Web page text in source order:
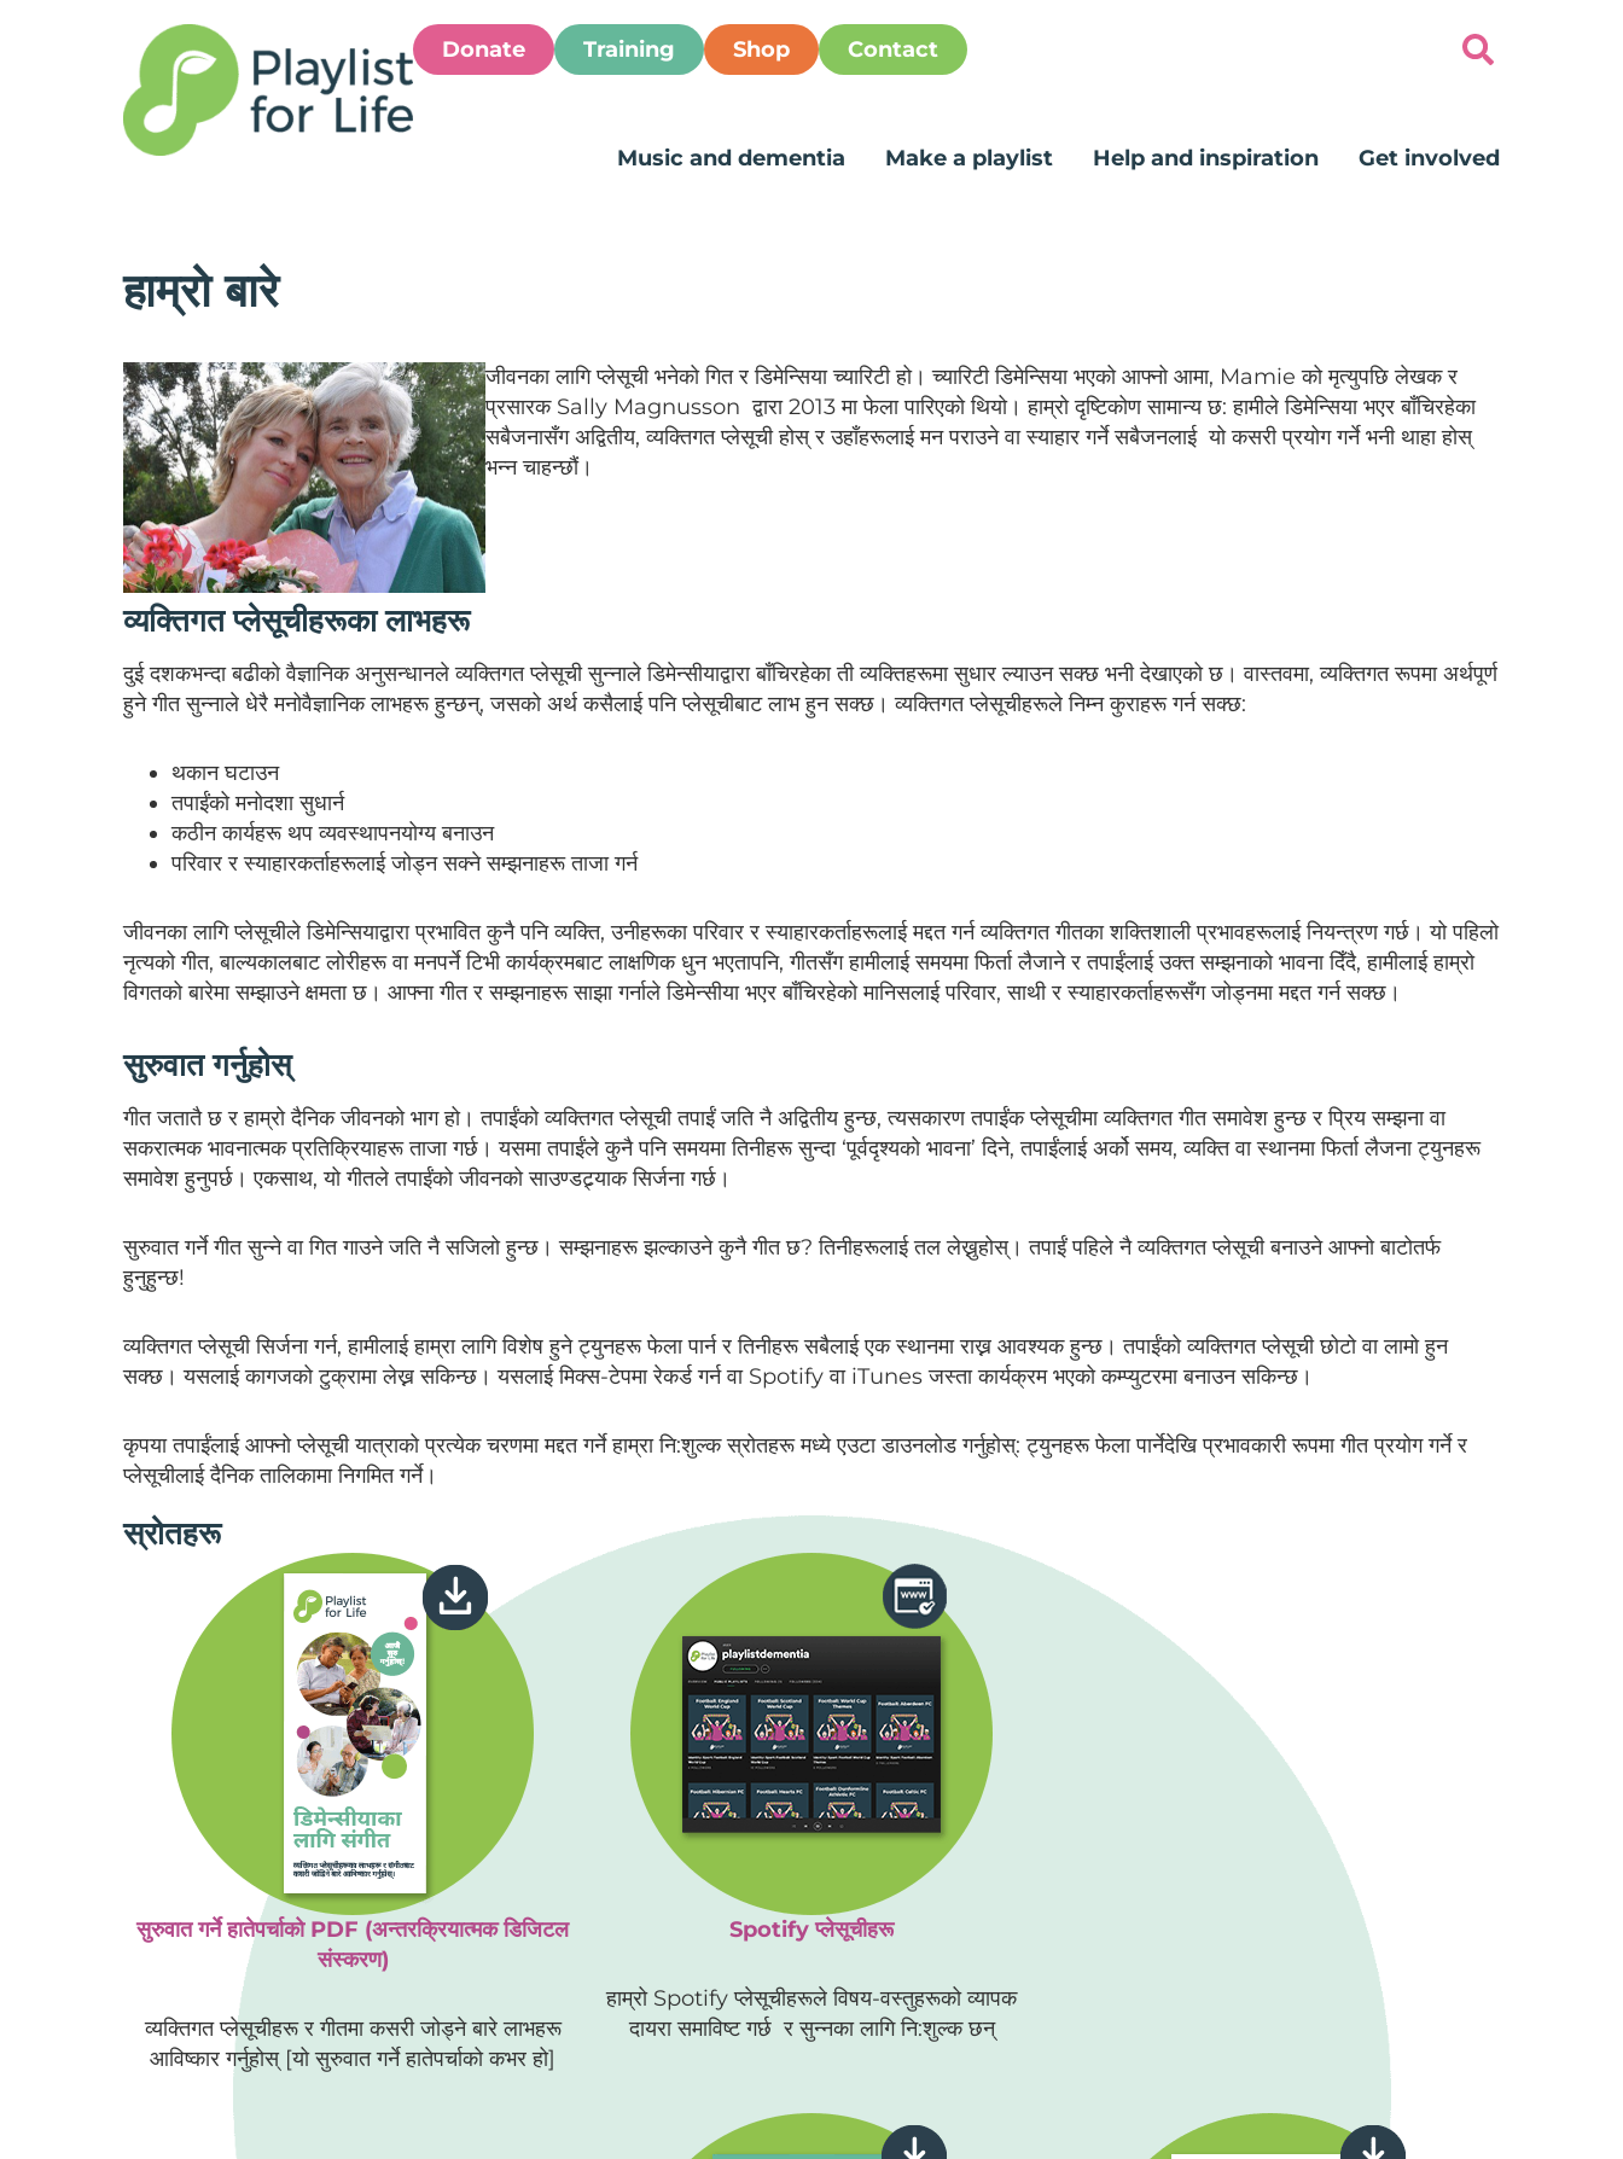
Donate Training Shop Contact
Music and dementia Make a playlist Help and inspiration Get involved
हाम्रो बारे
जीवनका लागि प्लेसूची भनेको गित र डिमेन्सिया च्यारिटी हो। च्यारिटी डिमेन्सिया भएको आफ्नो आमा, Mamie को मृत्युपछि लेखक र
प्रसारक Sally Magnusson द्वारा 2013 मा फेला पारिएको थियो। हाम्रो दृष्टिकोण सामान्य छ: हामीले डिमेन्सिया भएर बाँचिरहेका
सबैजनासँग अद्वितीय, व्यक्तिगत प्लेसूची होस् र उहाँहरूलाई मन पराउने वा स्याहार गर्ने सबैजनलाई यो कसरी प्रयोग गर्ने भनी थाहा होस्
भन्न चाहन्छौं।
व्यक्तिगत प्लेसूचीहरूका लाभहरू
दुई दशकभन्दा बढीको वैज्ञानिक अनुसन्धानले व्यक्तिगत प्लेसूची सुन्नाले डिमेन्सीयाद्वारा बाँचिरहेका ती व्यक्तिहरूमा सुधार ल्याउन सक्छ भनी देखाएको छ। वास्तवमा, व्यक्तिगत रूपमा अर्थपूर्ण
हुने गीत सुन्नाले धेरै मनोवैज्ञानिक लाभहरू हुन्छन्, जसको अर्थ कसैलाई पनि प्लेसूचीबाट लाभ हुन सक्छ। व्यक्तिगत प्लेसूचीहरूले निम्न कुराहरू गर्न सक्छ:
थकान घटाउन
तपाईंको मनोदशा सुधार्न
कठीन कार्यहरू थप व्यवस्थापनयोग्य बनाउन
परिवार र स्याहारकर्ताहरूलाई जोड्न सक्ने सम्झनाहरू ताजा गर्न
जीवनका लागि प्लेसूचीले डिमेन्सियाद्वारा प्रभावित कुनै पनि व्यक्ति, उनीहरूका परिवार र स्याहारकर्ताहरूलाई मद्दत गर्न व्यक्तिगत गीतका शक्तिशाली प्रभावहरूलाई नियन्त्रण गर्छ। यो पहिलो
नृत्यको गीत, बाल्यकालबाट लोरीहरू वा मनपर्ने टिभी कार्यक्रमबाट लाक्षणिक धुन भएतापनि, गीतसँग हामीलाई समयमा फिर्ता लैजाने र तपाईंलाई उक्त सम्झनाको भावना दिँदै, हामीलाई हाम्रो
विगतको बारेमा सम्झाउने क्षमता छ। आफ्ना गीत र सम्झनाहरू साझा गर्नाले डिमेन्सीया भएर बाँचिरहेको मानिसलाई परिवार, साथी र स्याहारकर्ताहरूसँग जोड्नमा मद्दत गर्न सक्छ।
सुरुवात गर्नुहोस्
गीत जतातै छ र हाम्रो दैनिक जीवनको भाग हो। तपाईंको व्यक्तिगत प्लेसूची तपाईं जति नै अद्वितीय हुन्छ, त्यसकारण तपाईंक प्लेसूचीमा व्यक्तिगत गीत समावेश हुन्छ र प्रिय सम्झना वा
सकरात्मक भावनात्मक प्रतिक्रियाहरू ताजा गर्छ। यसमा तपाईंले कुनै पनि समयमा तिनीहरू सुन्दा ‘पूर्वदृश्यको भावना’ दिने, तपाईंलाई अर्को समय, व्यक्ति वा स्थानमा फिर्ता लैजना ट्युनहरू
समावेश हुनुपर्छ। एकसाथ, यो गीतले तपाईंको जीवनको साउण्डट्र्याक सिर्जना गर्छ।
सुरुवात गर्ने गीत सुन्ने वा गित गाउने जति नै सजिलो हुन्छ। सम्झनाहरू झल्काउने कुनै गीत छ? तिनीहरूलाई तल लेख्नुहोस्। तपाईं पहिले नै व्यक्तिगत प्लेसूची बनाउने आफ्नो बाटोतर्फ
हुनुहुन्छ!
व्यक्तिगत प्लेसूची सिर्जना गर्न, हामीलाई हाम्रा लागि विशेष हुने ट्युनहरू फेला पार्न र तिनीहरू सबैलाई एक स्थानमा राख्न आवश्यक हुन्छ। तपाईंको व्यक्तिगत प्लेसूची छोटो वा लामो हुन
सक्छ। यसलाई कागजको टुक्रामा लेख्न सकिन्छ। यसलाई मिक्स-टेपमा रेकर्ड गर्न वा Spotify वा iTunes जस्ता कार्यक्रम भएको कम्प्युटरमा बनाउन सकिन्छ।
कृपया तपाईंलाई आफ्नो प्लेसूची यात्राको प्रत्येक चरणमा मद्दत गर्ने हाम्रा नि:शुल्क स्रोतहरू मध्ये एउटा डाउनलोड गर्नुहोस्: ट्युनहरू फेला पार्नेदेखि प्रभावकारी रूपमा गीत प्रयोग गर्ने र
प्लेसूचीलाई दैनिक तालिकामा निगमित गर्ने।
स्रोतहरू
सुरुवात गर्ने हातेपर्चाको PDF (अन्तरक्रियात्मक डिजिटल
संस्करण)
व्यक्तिगत प्लेसूचीहरू र गीतमा कसरी जोड्ने बारे लाभहरू
आविष्कार गर्नुहोस् [यो सुरुवात गर्ने हातेपर्चाको कभर हो]
Spotify प्लेसूचीहरू
हाम्रो Spotify प्लेसूचीहरूले विषय-वस्तुहरूको व्यापक
दायरा समाविष्ट गर्छ र सुन्नका लागि नि:शुल्क छन्